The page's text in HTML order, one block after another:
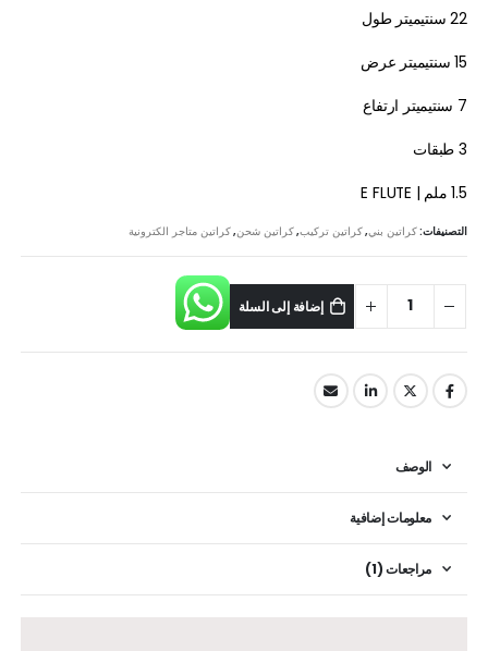
22 سنتيميتر طول
15 سنتيميتر عرض
7 سنتيميتر ارتفاع
3 طبقات
1.5 ملم | E FLUTE
التصنيفات:كراتين بني,كراتين تركيب,كراتين شحن,كراتين متاجر الكترونية
إضافة إلى السلة
الوصف
معلومات إضافية
مراجعات (1)